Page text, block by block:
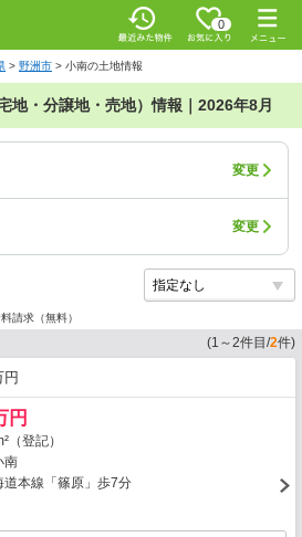
0
> 野洲市 > 小南の土地情報
地・分譲地・売地）情報｜2026年8月
変更
変更
請求（無料）
(1 ～2件目/2件)
円
（登記）
南
道本線「篠原」歩7分